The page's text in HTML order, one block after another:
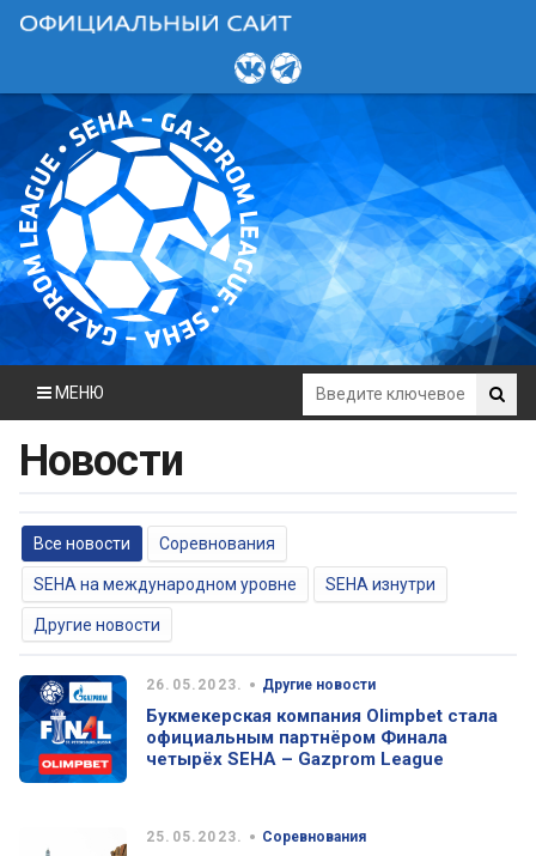
МЕНЮ
Новости
Все новости Соревнования
SEHA на международном уровне SEHA изнутри
Другие новости
26.05.2023. • Другие новости
Букмекерская компания Olimpbet стала
официальным партнёром Финала
четырёх SEHA – Gazprom League
25.05.2023. • Соревнования